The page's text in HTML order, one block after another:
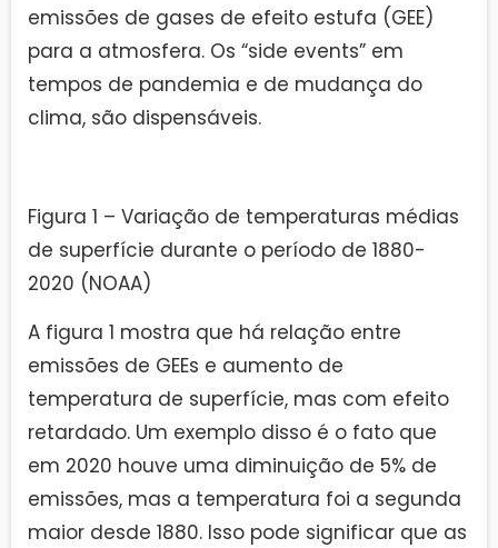
emissões de gases de efeito estufa (GEE)
para a atmosfera. Os “side events” em
tempos de pandemia e de mudança do
clima, são dispensáveis.
Figura 1 – Variação de temperaturas médias
de superfície durante o período de 1880-
2020 (NOAA)
A figura 1 mostra que há relação entre
emissões de GEEs e aumento de
temperatura de superfície, mas com efeito
retardado. Um exemplo disso é o fato que
em 2020 houve uma diminuição de 5% de
emissões, mas a temperatura foi a segunda
maior desde 1880. Isso pode significar que as